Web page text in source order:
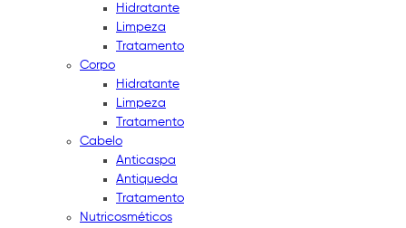
Hidratante
Limpeza
Tratamento
Corpo
Hidratante
Limpeza
Tratamento
Cabelo
Anticaspa
Antiqueda
Tratamento
Nutricosméticos